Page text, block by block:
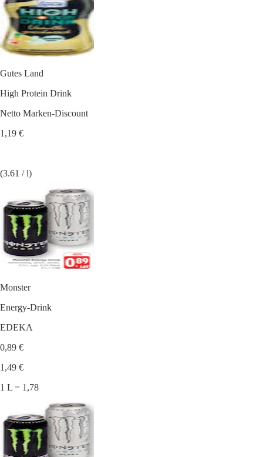
Gutes Land
High Protein Drink
Netto Marken-Discount
1,19 €
(3.61 / l)
Monster
Energy-Drink
EDEKA
0,89 €
1,49 €
1 L = 1,78